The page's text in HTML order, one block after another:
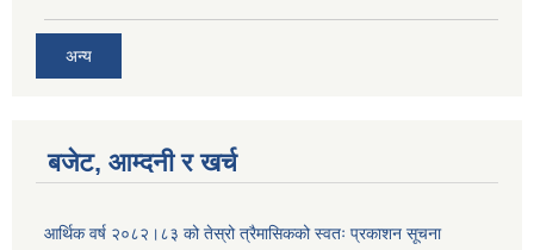
अन्य
बजेट, आम्दनी र खर्च
आर्थिक वर्ष २०८२।८३ को तेस्रो त्रैमासिकको स्वतः प्रकाशन सूचना